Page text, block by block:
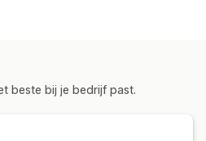
beste bij je bedrijf past.